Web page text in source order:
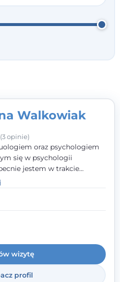
Walkowiak
opinie)
oraz psychologiem
się w psychologii
jestem w trakcie
Posiadam status członka
Terapii Systemowejoraz
Towarzystwa
stawiam budowanie
i zrozumienia w
Istotna dla nie jest
na dostępnych
wizytę
profil